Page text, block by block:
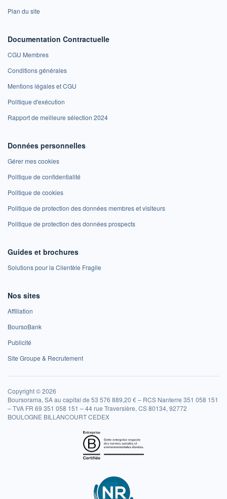
Plan du site
Documentation Contractuelle
CGU Membres
Conditions générales
Mentions légales et CGU
Politique d'exécution
Rapport de meilleure sélection 2024
Données personnelles
Gérer mes cookies
Politique de confidentialité
Politique de cookies
Politique de protection des données membres et visiteurs
Politique de protection des données prospects
Guides et brochures
Solutions pour la Clientèle Fragile
Nos sites
Affiliation
BoursoBank
Publicité
Site Groupe & Recrutement
Copyright © 2026
Boursorama, SA au capital de 53 576 889,20 € – RCS Nanterre 351 058 151
– TVA FR 69 351 058 151 – 44 rue Traversière, CS 80134, 92772
BOULOGNE BILLANCOURT CEDEX